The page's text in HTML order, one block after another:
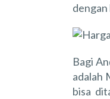
dengan
Bagi
adalah
bisa